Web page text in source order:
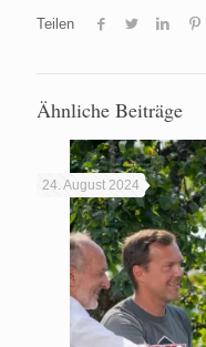
Teilen
Ähnliche Beiträge
24. August 2024